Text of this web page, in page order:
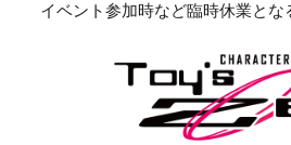
イベント参加時など臨時休業とな